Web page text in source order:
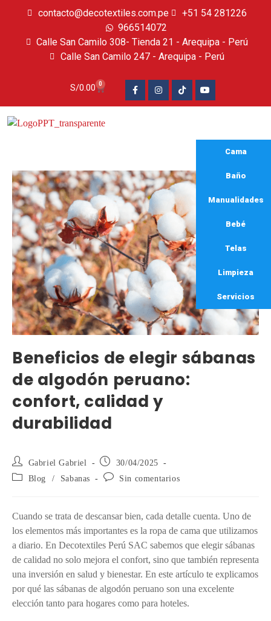
contacto@decotextiles.com.pe
+51 54 281226
966514072
Calle San Camilo 308- Tienda 21 - Arequipa - Perú
Calle San Camilo 247 - Arequipa - Perú​
S/0.00 0
Cama
Baño
Manualidades
Bebé
Telas
Limpieza
Servicios
Beneficios de elegir sábanas
de algodón peruano:
confort, calidad y
durabilidad
Gabriel Gabriel
30/04/2025
Blog
/ Sabanas Sin comentarios
Cuando se trata de descansar bien, cada detalle cuenta. Uno de
los elementos más importantes es la ropa de cama que utilizamos
a diario. En Decotextiles Perú SAC sabemos que elegir sábanas
de calidad no solo mejora el confort, sino que también representa
una inversión en salud y bienestar. En este artículo te explicamos
por qué las sábanas de algodón peruano son una excelente
elección tanto para hogares como para hoteles.